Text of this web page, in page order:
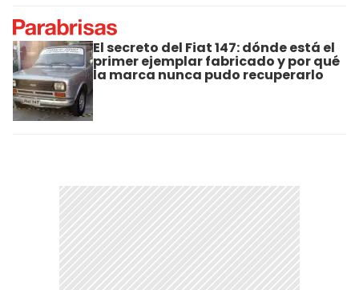
El secreto del Fiat 147: dónde está el
primer ejemplar fabricado y por qué
la marca nunca pudo recuperarlo